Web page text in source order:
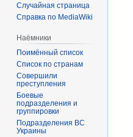
Случайная страница
Справка по MediaWiki
Наёмники
Поимённый список
Список по странам
Совершили
преступления
Боевые
подразделения и
группировки
Подразделения ВС
Украины